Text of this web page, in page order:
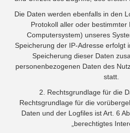
Die Daten werden ebenfalls in den
Protokoll aller oder bestimmter
Computersystem) unseres
Speicherung der IP-Adresse erfolgt
Speicherung dieser Daten
personenbezogenen Daten des
statt.
2. Rechtsgrundlage für die
Rechtsgrundlage für die
Daten und der Logfiles ist Art. 6
„berechtigtes